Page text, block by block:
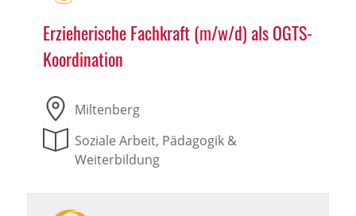
Erzieherische Fachkraft (m/w/d) als OGTS-
Koordination
Miltenberg
Soziale Arbeit, Pädagogik &
Weiterbildung